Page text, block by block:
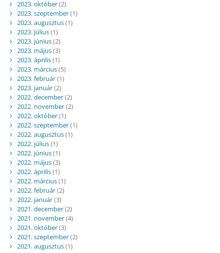
2023. október(2)
2023. szeptember(1)
2023. augusztus(1)
2023. július(1)
2023. június(2)
2023. május(3)
2023. április(1)
2023. március(5)
2023. február(1)
2023. január(2)
2022. december(2)
2022. november(2)
2022. október(1)
2022. szeptember(1)
2022. augusztus(1)
2022. július(1)
2022. június(1)
2022. május(3)
2022. április(1)
2022. március(1)
2022. február(2)
2022. január(3)
2021. december(2)
2021. november(4)
2021. október(3)
2021. szeptember(2)
2021. augusztus(1)